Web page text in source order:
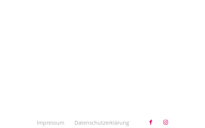
Impressum Datenschutzerklärung